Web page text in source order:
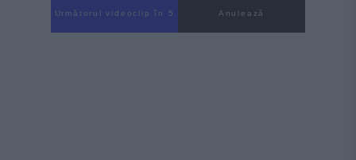
Următorul videoclip în 4 Anulează